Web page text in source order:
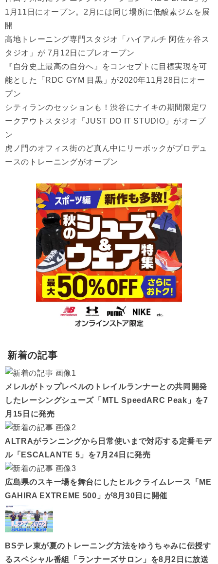
1月11日にオープン。2月には同じ場所に低酸素ジムを展
開
高地トレーニング専門スタジオ「ハイアルチ 阿佐ヶ谷ス
タジオ」が 7月12日にプレオープン
『自分史上最高の自分へ』をコンセプトに目標実現を可
能とした「RDC GYM 目黒」が2020年11月28日にオー
プン
シティランのセッションも！渋谷にナイキの期間限定ワ
ークアウトスタジオ「JUST DO IT STUDIO」がオープ
ン
虎ノ門のオフィス街のど真ん中にリーボックがプロデュ
ースのトレーニングがオープン
新着の記事
メレルがトップレベルのトレイルランナーとの共同開発
したレーシングシューズ「MTL SpeedARC Peak」を7
月15日に発売
ALTRAがランニングから日常使いまで対応する定番モデ
ル「ESCALANTE 5」を7月24日に発売
広島県のスキー場を舞台にしたヒルクライムレース「ME
GAHIRA EXTREME 500」が8月30日に開催
BSテレ東が夏のトレーニング方法をゆうちゃみに伝授す
るスペシャル番組「ランナーズサロン」を8月2日に放送